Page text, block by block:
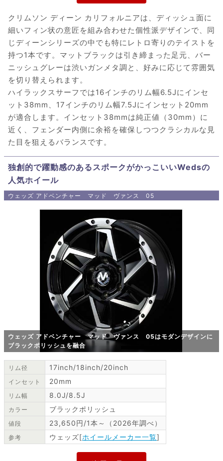
クリムソン ディーン カリフォルニアは、ディッシュ面に
細いフィン状の意匠を組み合わせた個性派デザインで、同
じディーンシリーズの中でも特にレトロ寄りのテイストを
持つ1本です。マットブラックは引き締まった足元、バー
ニッシュグレーは渋いガンメタ調と、好みに応じて雰囲気
を切り替えられます。
ハイラックスサーフでは16インチのリム幅6.5Jにインセ
ット38mm、17インチのリム幅7.5Jにインセット20mm
が適合します。インセット38mmは純正値（30mm）に
近く、フェンダー内側に余裕を確保しつつクラシカルな見
た目を狙えるバランスです。
独創的で躍動感のあるスポークがかっこいいWedsの
人気ホイール
ウェッズ アドベンチャー マッド ヴァンス 05
ウェッズ アドベンチャー マッド ヴァンス 05はモダンデザインに
ブラックポリッシュを融合
リム径 17inch/18inch/20inch
インセット 20mm
リム幅 8.0J/8.5J
カラー ブラックポリッシュ
値段 23,650円/1本～（2026年調べ）
参考 ウェッズ[ホイールメーカー一覧]